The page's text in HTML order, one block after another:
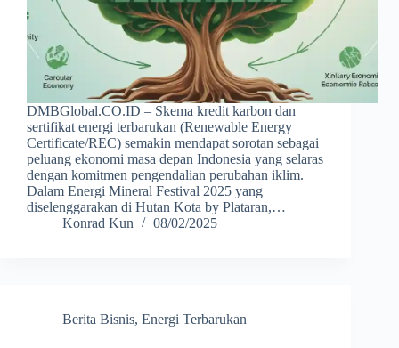
DMBGlobal.CO.ID – Skema kredit karbon dan
sertifikat energi terbarukan (Renewable Energy
Certificate/REC) semakin mendapat sorotan sebagai
peluang ekonomi masa depan Indonesia yang selaras
dengan komitmen pengendalian perubahan iklim.
Dalam Energi Mineral Festival 2025 yang
diselenggarakan di Hutan Kota by Plataran,…
Konrad Kun
08/02/2025
Berita Bisnis, Energi Terbarukan